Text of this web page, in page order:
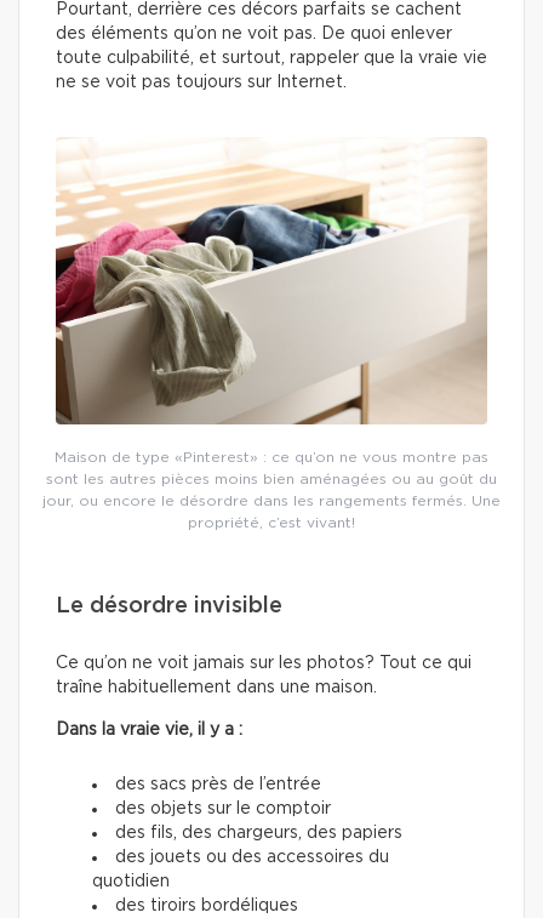
Pourtant, derrière ces décors parfaits se cachent
des éléments qu’on ne voit pas. De quoi enlever
toute culpabilité, et surtout, rappeler que la vraie vie
ne se voit pas toujours sur Internet.
Maison de type «Pinterest» : ce qu’on ne vous montre pas
sont les autres pièces moins bien aménagées ou au goût du
jour, ou encore le désordre dans les rangements fermés. Une
propriété, c’est vivant!
Le désordre invisible
Ce qu’on ne voit jamais sur les photos? Tout ce qui
traîne habituellement dans une maison.
Dans la vraie vie, il y a :
des sacs près de l’entrée
des objets sur le comptoir
des fils, des chargeurs, des papiers
des jouets ou des accessoires du
quotidien
des tiroirs bordéliques